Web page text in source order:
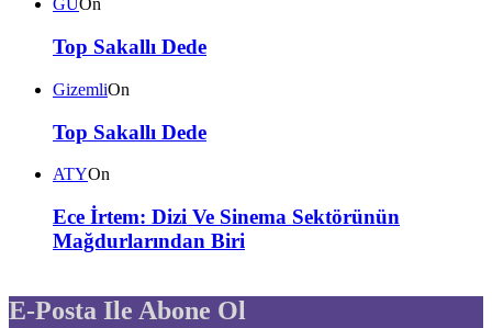
GUOn
Top Sakallı Dede
GizemliOn
Top Sakallı Dede
ATYOn
Ece İrtem: Dizi Ve Sinema Sektörünün
Mağdurlarından Biri
E-Posta Ile Abone Ol